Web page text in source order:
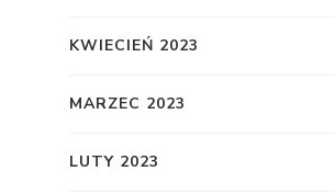
KWIECIEŃ 2023
MARZEC 2023
LUTY 2023